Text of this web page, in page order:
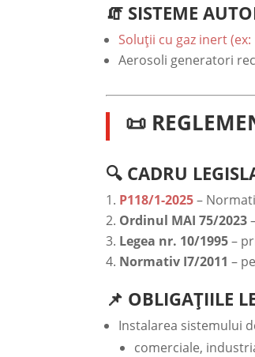
🧯 SISTEME
Soluții cu gaz inert (ex:
Aerosoli generatori
📜
🔍 CADRU
P118/1-2025–
Ordinul MAI 75/2023
Legea nr. 10/1995–
Normativ I7/2011 –
📌 OBLIGAȚIILE
Instalarea sistemului
comerciale,